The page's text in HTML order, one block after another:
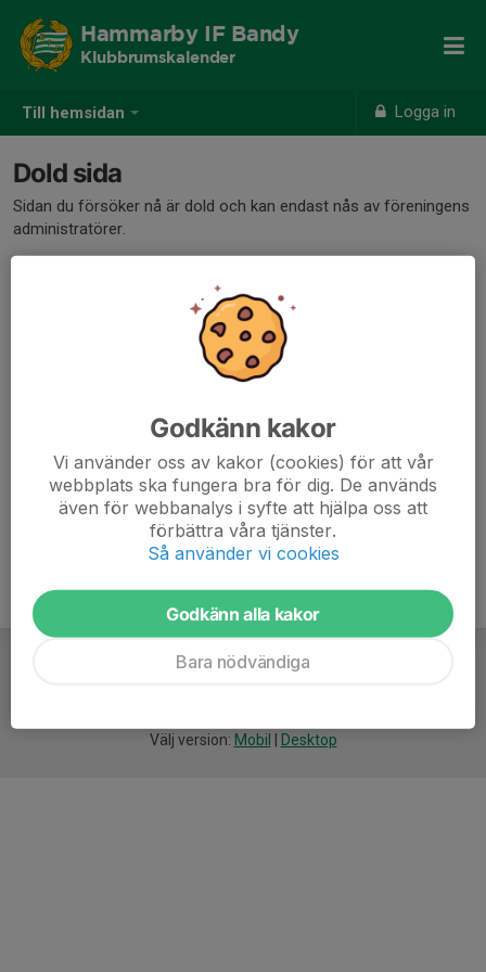
Till hemsidan Logga in
Hammarby IF Bandy
Klubbrumskalender
Dold sida
Sidan du försöker nå är dold och kan endast nås av föreningens
administratörer.
Välj version: Mobil Desktop
Godkänn kakor
Vi använder oss av kakor (cookies) för att vår
webbplats ska fungera bra för dig. De används
även för webbanalys i syfte att hjälpa oss att
förbättra våra tjänster.
Så använder vi cookies
Godkänn alla kakor
Bara nödvändiga